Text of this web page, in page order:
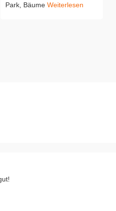
Park, Bäume Weiterlesen